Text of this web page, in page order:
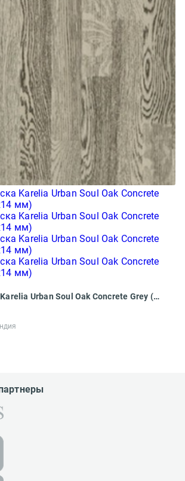
Паркетная доска Karelia Urban Soul Oak Concrete Grey (2266х188х14 мм)